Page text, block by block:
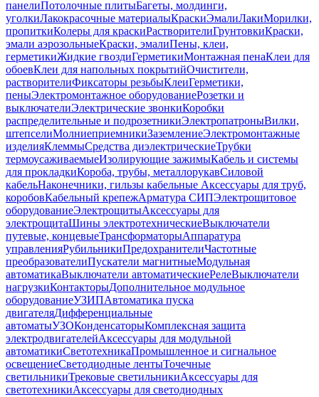
панелиПотолочные плитыБагеты, молдинги,
уголкиЛакокрасочные материалыКраскиЭмалиЛакиМорилки,
пропиткиКолеры для краскиРастворителиГрунтовкиКраски,
эмали аэрозольныеКраски, эмалиПены, клеи,
герметикиЖидкие гвоздиГерметикиМонтажная пенаКлеи для
обоевКлеи для напольных покрытийОчистители,
растворителиФиксаторы резьбыКлеиГерметики,
пеныЭлектромонтажное оборудованиеРозетки и
выключателиЭлектрические звонкиКоробки
распределительные и подрозетникиЭлектропатроныВилки,
штепселиМолниеприемникиЗаземлениеЭлектромонтажные
изделияКлеммыСредства диэлектрическиеТрубки
термоусаживаемыеИзолирующие зажимыКабель и системы
для прокладкиКороба, трубы, металлорукавСиловой
кабельНаконечники, гильзы кабельные Аксессуары для труб,
коробовКабельный крепежАрматура СИПЭлектрощитовое
оборудованиеЭлектрощитыАксессуары для
электрощитаШины электротехническиеВыключатели
путевые, концевыеТрансформаторыАппаратура
управленияРубильникиПредохранителиЧастотные
преобразователиПускатели магнитныеМодульная
автоматикаВыключатели автоматическиеРелеВыключатели
нагрузкиКонтакторыДополнительное модульное
оборудованиеУЗИПАвтоматика пуска
двигателяДифференциальные
автоматыУЗОКонденсаторыКомплексная защита
электродвигателейАксессуары для модульной
автоматикиСветотехникаПромышленное и сигнальное
освещениеСветодиодные лентыТочечные
светильникиТрековые светильникиАксессуары для
светотехникиАксессуары для светодиодных